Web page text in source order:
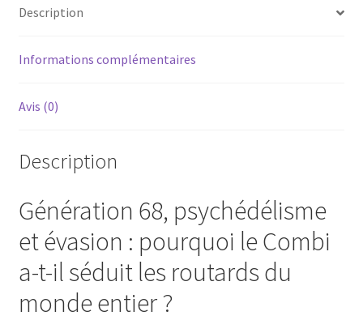
Description
Informations complémentaires
Avis (0)
Description
Génération 68, psychédélisme
et évasion : pourquoi le Combi
a-t-il séduit les routards du
monde entier ?